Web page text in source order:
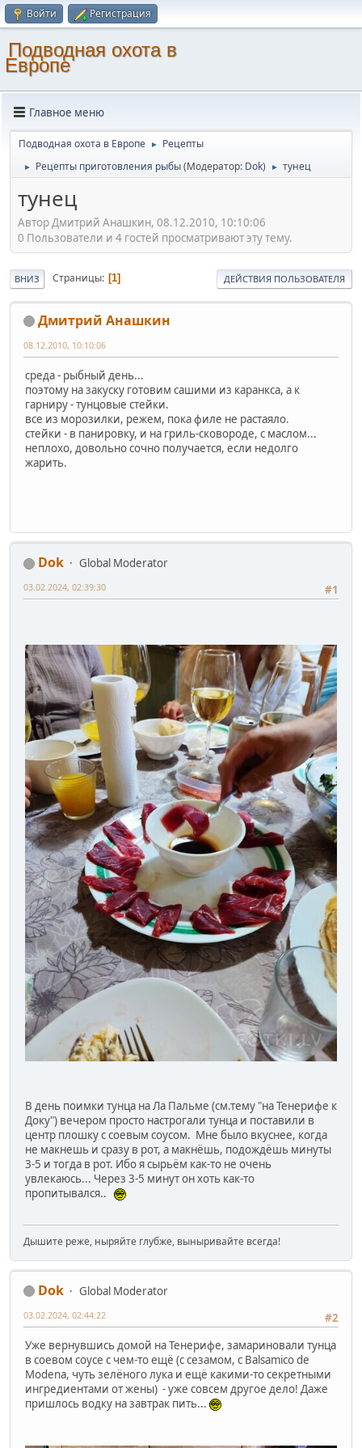
Войти Регистрация
Подводная охота в
Европе
Главное меню
Подводная охота в Европе ► Рецепты
► Рецепты приготовления рыбы(Модератор: Dok) ► тунец
тунец
Автор Дмитрий Анашкин, 08.12.2010, 10:10:06
0 Пользователи и 4 гостей просматривают эту тему.
ВНИЗ Страницы 1 ДЕЙСТВИЯ ПОЛЬЗОВАТЕЛЯ
Дмитрий Анашкин
08.12.2010, 10:10:06
среда - рыбный день...
поэтому на закуску готовим сашими из каранкса, а к
гарниру - тунцовые стейки.
все из морозилки, режем, пока филе не растаяло.
стейки - в панировку, и на гриль-сковороде, с маслом...
неплохо, довольно сочно получается, если недолго
жарить.
Dok
Global Moderator
#1
03.02.2024, 02:39:30
В день поимки тунца на Ла Пальме (см.тему "на Тенерифе к
Доку") вечером просто настрогали тунца и поставили в
центр плошку с соевым соусом. Мне было вкуснее, когда
не макнешь и сразу в рот, а макнёшь, подождёшь минуты
3-5 и тогда в рот. Ибо я сырьём как-то не очень
увлекаюсь... Через 3-5 минут он хоть как-то
пропитывался..
Дышите реже, ныряйте глубже, выныривайте всегда!
Dok
Global Moderator
#2
03.02.2024, 02:44:22
Уже вернувшись домой на Тенерифе, замариновали тунца
в соевом соусе с чем-то ещё (с сезамом, с Balsamico de
Modena, чуть зелёного лука и ещё какими-то секретными
ингредиентами от жены) - уже совсем другое дело! Даже
пришлось водку на завтрак пить...